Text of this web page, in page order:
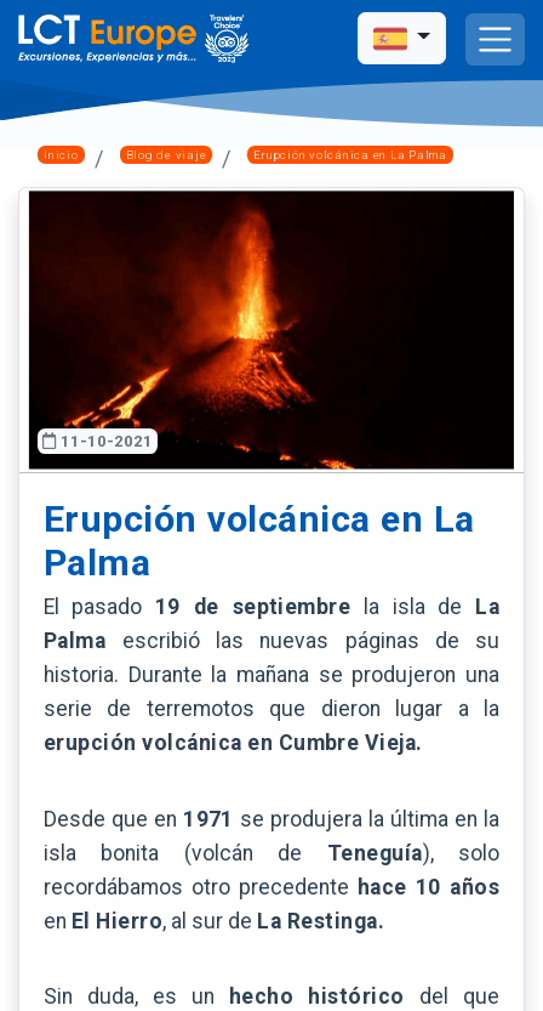
Inicio Blog de viaje Erupción volcánica en La Palma
11-10-2021
Erupción volcánica en La
Palma
El pasado 19 de septiembre la isla de La
Palma escribió las nuevas páginas de su
historia. Durante la mañana se produjeron una
serie de terremotos que dieron lugar a la
erupción volcánica en Cumbre Vieja.
Desde que en 1971 se produjera la última en la
isla bonita (volcán de Teneguía), solo
recordábamos otro precedente hace 10 años
en El Hierro, al sur de La Restinga.
Sin duda, es un hecho histórico del que